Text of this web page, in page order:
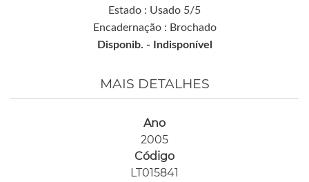
Estado : Usado 5/5
Encadernação : Brochado
Disponib. -
Indisponível
MAIS DETALHES
Ano
2005
Código
LT015841